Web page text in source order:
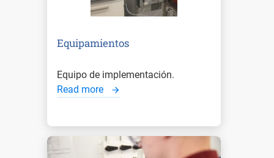
Equipamientos
Equipo de implementación.
Read more